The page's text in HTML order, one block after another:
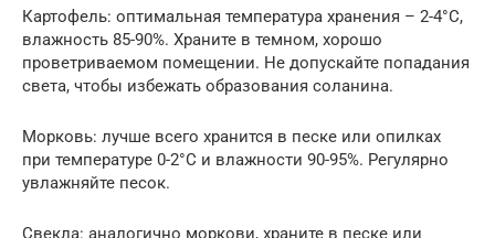
Картофель: оптимальная температура хранения – 2-4°C,
влажность 85-90%. Храните в темном, хорошо
проветриваемом помещении. Не допускайте попадания
света, чтобы избежать образования соланина.
Морковь: лучше всего хранится в песке или опилках
при температуре 0-2°C и влажности 90-95%. Регулярно
увлажняйте песок.
Свекла: аналогично моркови, храните в песке или